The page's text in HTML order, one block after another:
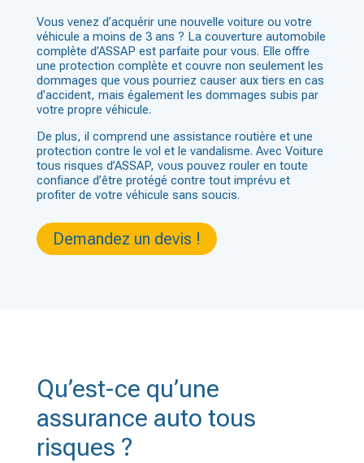
Vous venez d’acquérir une nouvelle voiture ou votre
véhicule a moins de 3 ans ? La couverture automobile
complète d’ASSAP est parfaite pour vous. Elle offre
une protection complète et couvre non seulement les
dommages que vous pourriez causer aux tiers en cas
d’accident, mais également les dommages subis par
votre propre véhicule.
De plus, il comprend une assistance routière et une
protection contre le vol et le vandalisme. Avec Voiture
tous risques d’ASSAP, vous pouvez rouler en toute
confiance d’être protégé contre tout imprévu et
profiter de votre véhicule sans soucis.
Demandez un devis !
Qu’est-ce qu’une
assurance auto tous
risques ?